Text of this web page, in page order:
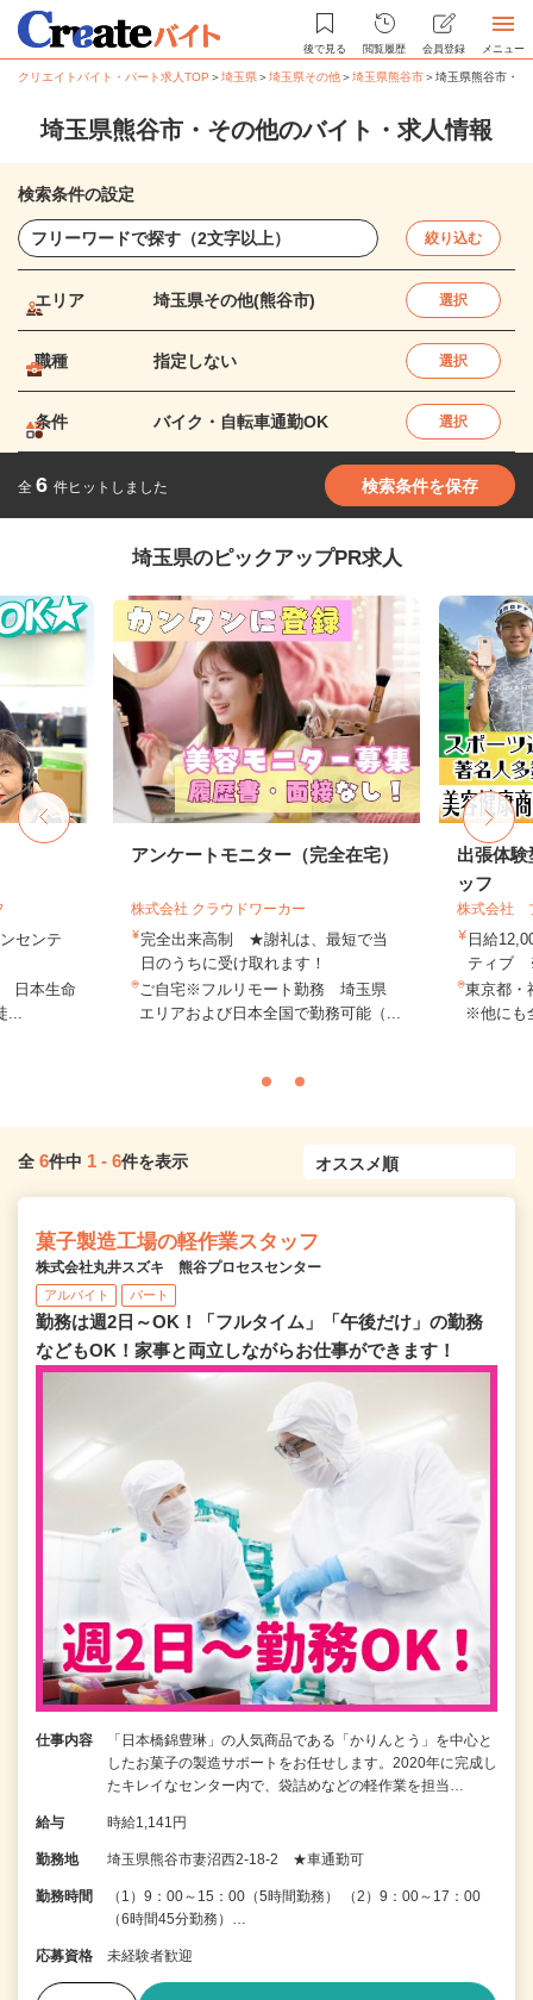
後で見る 閲覧履歴 会員登録 メニュー
クリエイトバイト・パート求人TOP ＞埼玉県＞埼玉県その他＞埼玉県熊谷市＞埼玉県熊谷市・
埼玉県熊谷市・その他のバイト・求人情報
検索条件の設定
絞り込む
エリア 埼玉県その他(熊谷市) 選択
職種 指定しない 選択
条件 バイク・自転車通勤OK 選択
全 6 件ヒットしました 検索条件を保存
埼玉県のピックアップPR求人
センテ
日本生命
アンケートモニター（完全在宅）
株式会社 クラウドワーカー
完全出来高制 ★謝礼は、最短で当
日のうちに受け取れます！
ご自宅※フルリモート勤務 埼玉県
エリアおよび日本全国で勤務可能（...
出張体
ッフ
株式会社
日給
ティブ
東京都・
※他にも
全 6件中 1 - 6件を表示
菓子製造工場の軽作業スタッフ
株式会社丸井スズキ 熊谷プロセスセンター
アルバイト パート
勤務は週2日～OK！「フルタイム」「午後だけ」の勤務
などもOK！家事と両立しながらお仕事ができます！
仕事内容
「日本橋錦豊琳」の人気商品である「かりんとう」を中心と
したお菓子の製造サポートをお任せします。2020年に完成し
たキレイなセンター内で、袋詰めなどの軽作業を担当…
給与 時給1,141円
勤務地 埼玉県熊谷市妻沼西2-18-2 ★車通勤可
勤務時間
（1）9：00～15：00（5時間勤務） （2）9：00～17：00
（6時間45分勤務）…
応募資格 未経験者歓迎